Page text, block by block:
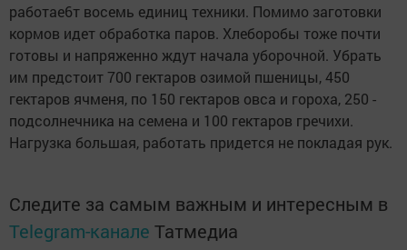
работае6т восемь единиц техники. Помимо заготовки
кормов идет обработка паров. Хлеборобы тоже почти
готовы и напряженно ждут начала уборочной. Убрать
им предстоит 700 гектаров озимой пшеницы, 450
гектаров ячменя, по 150 гектаров овса и гороха, 250 -
подсолнечника на семена и 100 гектаров гречихи.
Нагрузка большая, работать придется не покладая рук.
Следите за самым важным и интересным в
Telegram-канале Татмедиа